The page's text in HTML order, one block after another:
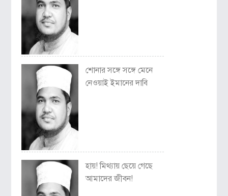
শোনার সঙ্গে সঙ্গে মেনে
নেওয়াই ইমানের দাবি
হায়! মিথ্যায় ছেয়ে গেছে
আমাদের জীবন!